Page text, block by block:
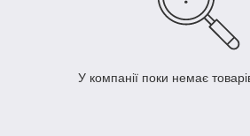
У компанії поки немає